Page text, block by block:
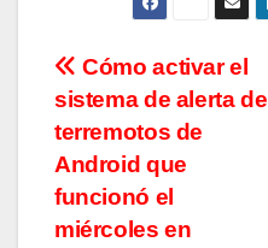
Navegación
de
entradas
Cómo activar el
sistema de alerta de
terremotos de
Android que
funcionó el
miércoles en